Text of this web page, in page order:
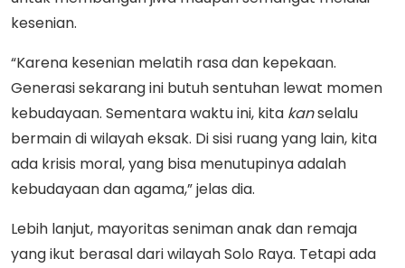
kesenian.
“Karena kesenian melatih rasa dan kepekaan.
Generasi sekarang ini butuh sentuhan lewat momen
kebudayaan. Sementara waktu ini, kita kanselalu
bermain di wilayah eksak. Di sisi ruang yang lain, kita
ada krisis moral, yang bisa menutupinya adalah
kebudayaan dan agama,” jelas dia.
Lebih lanjut, mayoritas seniman anak dan remaja
yang ikut berasal dari wilayah Solo Raya. Tetapi ada